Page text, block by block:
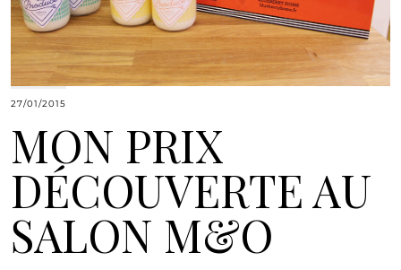
27/01/2015
MON PRIX
DÉCOUVERTE AU
SALON M&O